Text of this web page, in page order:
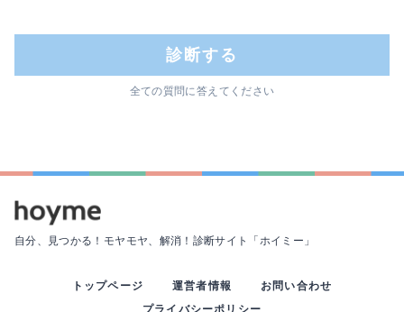
診断する
全ての質問に答えてください
自分、見つかる！モヤモヤ、解消！ 診断サイト「ホイミー」
トップページ 運営者情報
お問い合わせ
プライバシーポリシー